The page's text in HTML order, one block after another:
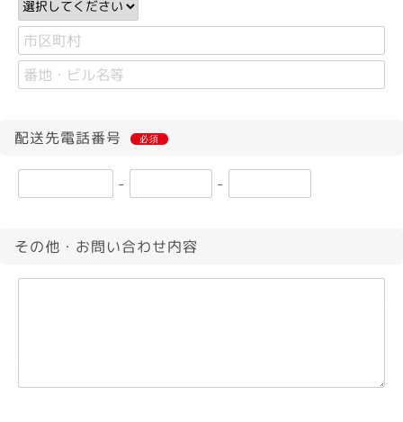
配送先電話番号 必須
- -
その他・お問い合わせ内容